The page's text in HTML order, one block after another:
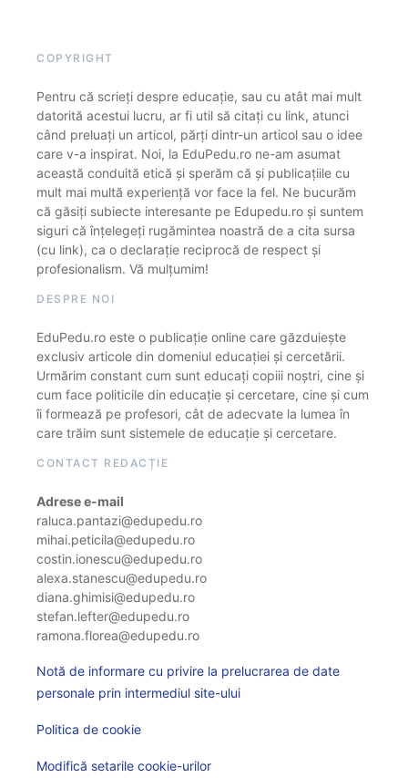
COPYRIGHT
Pentru că scrieți despre educație, sau cu atât mai mult
datorită acestui lucru, ar fi util să citați cu link, atunci
când preluați un articol, părți dintr-un articol sau o idee
care v-a inspirat. Noi, la EduPedu.ro ne-am asumat
această conduită etică și sperăm că și publicațiile cu
mult mai multă experiență vor face la fel. Ne bucurăm
că găsiți subiecte interesante pe Edupedu.ro și suntem
siguri că înțelegeți rugămintea noastră de a cita sursa
(cu link), ca o declarație reciprocă de respect și
profesionalism. Vă mulțumim!
DESPRE NOI
EduPedu.ro este o publicație online care găzduiește
exclusiv articole din domeniul educației și cercetării.
Urmărim constant cum sunt educați copiii noștri, cine și
cum face politicile din educație și cercetare, cine și cum
îi formează pe profesori, cât de adecvate la lumea în
care trăim sunt sistemele de educație și cercetare.
CONTACT REDACȚIE
Adrese e-mail
raluca.pantazi@edupedu.ro
mihai.peticila@edupedu.ro
costin.ionescu@edupedu.ro
alexa.stanescu@edupedu.ro
diana.ghimisi@edupedu.ro
stefan.lefter@edupedu.ro
ramona.florea@edupedu.ro
Notă de informare cu privire la prelucrarea de date
personale prin intermediul site-ului
Politica de cookie
Modifică setarile cookie-urilor